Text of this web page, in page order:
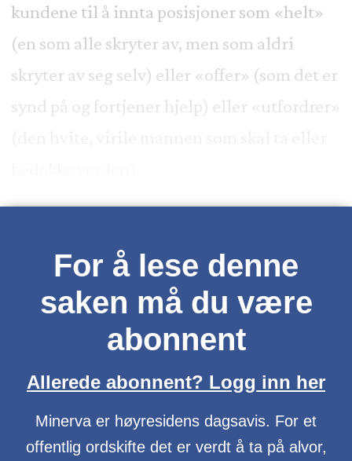
kundene til å innta posisjoner som «helt»
(en som alle skryter av, men som aldri
skryter av seg selv) eller «offer» (som det er
synd på og fortjener hjelp) eller «utfordrer»
For å lese denne
saken må du være
abonnent
Allerede abonnent? Logg inn her
Minerva er høyresidens dagsavis. For et
offentlig ordskifte det er verdt å ta på alvor,